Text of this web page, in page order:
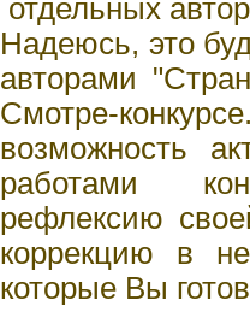
отдельных
Надеюсь, это
авторами
Смотре-
возможность
работами
рефлексию
коррекцию в
которые Вы